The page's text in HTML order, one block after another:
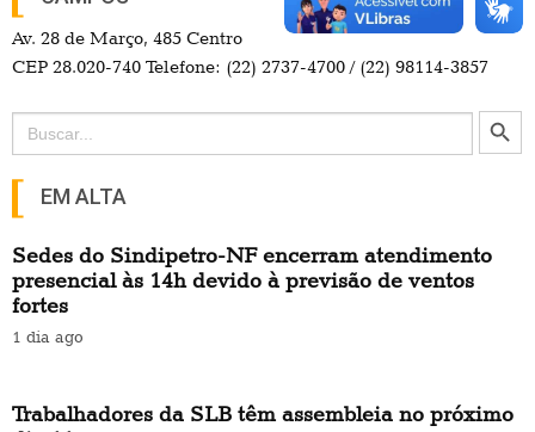
Av. 28 de Março, 485 Centro
CEP 28.020-740 Telefone: (22) 2737-4700 / (22) 98114-3857
Search
for:
Search Button
EM ALTA
Sedes do Sindipetro-NF encerram atendimento
presencial às 14h devido à previsão de ventos
fortes
1 dia ago
Trabalhadores da SLB têm assembleia no próximo